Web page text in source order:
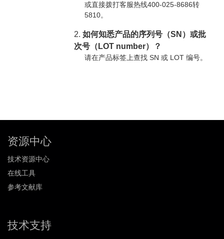
或直接拨打客服热线400-025-8686转
5810。
2.如何知悉产品的序列号（SN）或批
次号（LOT number）？
请在产品标签上查找 SN 或 LOT 编号。
资源中心
技术资源中心
在线工具
参考文献库
技术支持